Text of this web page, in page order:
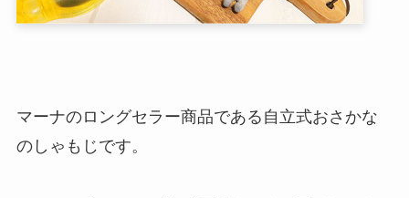
マーナのロングセラー商品である自立式おさかな
のしゃもじです。